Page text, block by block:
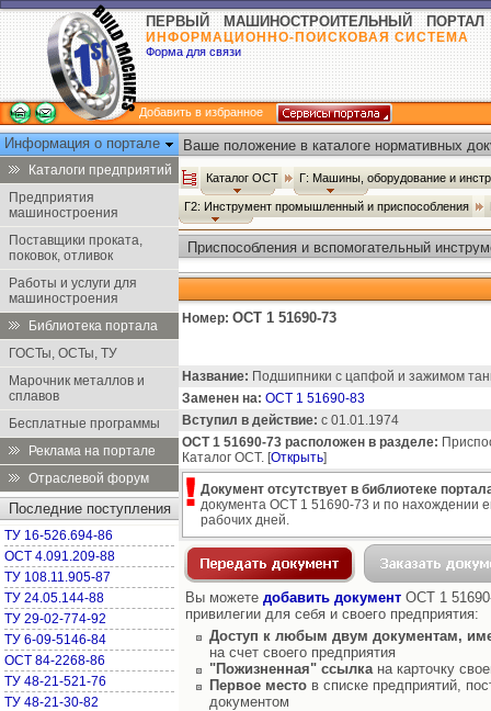
ПЕРВЫЙ МАШИНОСТРОИТЕЛЬНЫЙ ПОРТАЛ
ИНФОРМАЦИОННО-ПОИСКОВАЯ СИСТЕМА
Форма для связи
Добавить в избранное
Информация о портале
Каталоги предприятий
Предприятия
машиностроения
Поставщики проката,
поковок, отливок
Работы и услуги для
машиностроения
Библиотека портала
ГОСТы, ОСТы, ТУ
Марочник металлов и
сплавов
Бесплатные программы
Реклама на портале
Отраслевой форум
Последние поступления
ТУ 16-526.694-86
ОСТ 4.091.209-88
ТУ 108.11.905-87
ТУ 24.05.144-88
ТУ 29-02-774-92
ТУ 6-09-5146-84
ОСТ 84-2268-86
ТУ 48-21-521-76
ТУ 48-21-30-82
Ваше положение в каталоге нормативных
Каталог ОСТ Г: Машины, оборудование и
Г2: Инструмент промышленный и приспособления
Приспособления и вспомогательный
Номер: ОСТ 1 51690-73
Название: Подшипники с цапфой и зажимом
Заменен на: ОСТ 1 51690-83
Вступил в действие: с 01.01.1974
ОСТ 1 51690-73 расположен в разделе:
Каталог ОСТ. [Открыть]
Документ отсутствует в библиотеке
документа ОСТ 1 51690-73 и по нахождении
рабочих дней.
Вы можете добавить документ ОСТ 1
привилегии для себя и своего предприятия:
Доступ к любым двум документам,
на счет своего предприятия
"Пожизненная" ссылкана карточку
Первое место в списке предприятий,
документом